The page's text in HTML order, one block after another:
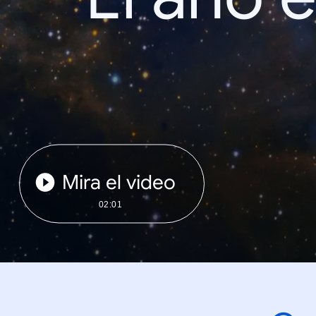
Mira el video
02:01